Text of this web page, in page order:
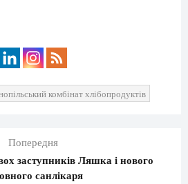
комбінат хлібопродуктів
Попередня
заступників Ляшка і нового
санлікаря